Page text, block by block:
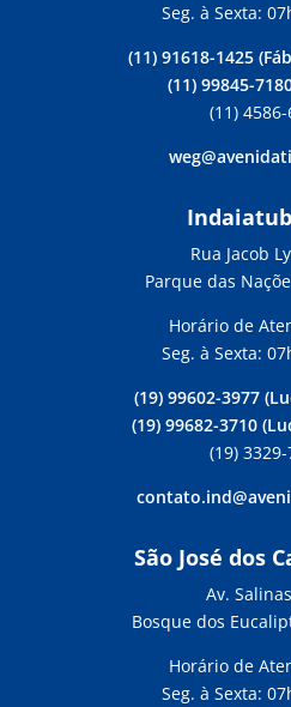
Seg. à Sexta:
(11) 91618-1425
(11) 99845-
(11)
Rua Jacob
Parque das
Horário de
Seg. à Sexta:
(19) 99602-3977
(19) 99682-3710
(19)
São José dos
Av.
Bosque dos
Horário de
Seg. à Sexta: